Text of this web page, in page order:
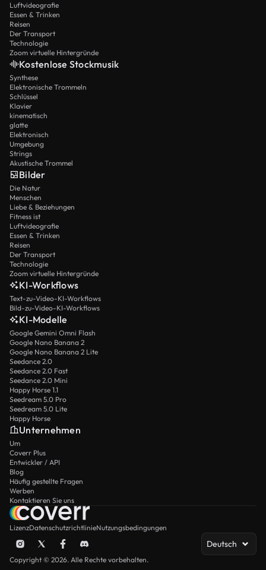
Luftvideografie
Essen & Trinken
Reisen
Der Transport
Technologie
Zoom virtuelle Hintergründe
Kostenlose Stockmusik
Synthese
Elektronische Trommeln
Schlüssel
Klavier
kinematisch
glatte
Elektronisch
Umgebung
Strings
Akustische Trommel
Bilder
Die Natur
Menschen
Liebe & Beziehungen
Fitness ist
Luftvideografie
Essen & Trinken
Reisen
Der Transport
Technologie
Zoom virtuelle Hintergründe
KI-Workflows
Text-zu-Video-KI-Workflows
Bild-zu-Video-KI-Workflows
KI-Modelle
Google Gemini Omni Flash
Google Nano Banana 2
Google Nano Banana 2 Lite
Seedance 2.0
Seedance 2.0 Fast
Seedance 2.0 Mini
Happy Horse 1.1
Seedream 5.0 Pro
Seedream 5.0 Lite
Happy Horse
Unternehmen
Um
Coverr Plus
Entwickler / API
Blog
Häufig gestellte Fragen
Werben
Kontaktieren Sie uns
LizenzDatenschutzrichtlinieNutzungsbedingungen
Deutsch
Copyright © 2026. Alle Rechte vorbehalten.